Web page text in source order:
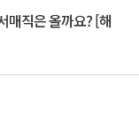
매직은 올까요? [해